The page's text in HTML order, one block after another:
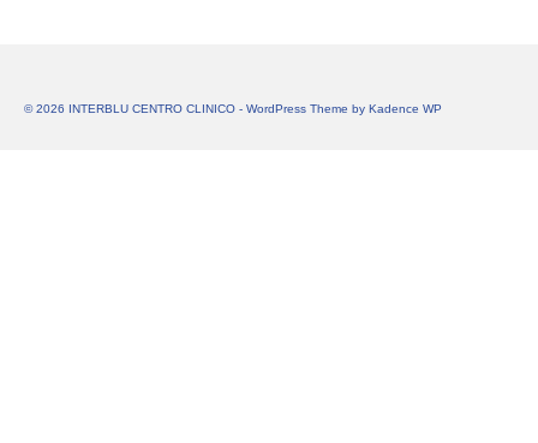
© 2026 INTERBLU CENTRO CLINICO - WordPress Theme by Kadence WP